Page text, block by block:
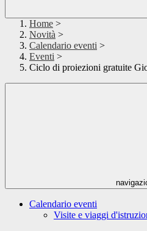
Home >
Novità >
Calendario eventi >
Eventi >
Ciclo di proiezioni gratuite
Calendario eventi
Visite e viaggi